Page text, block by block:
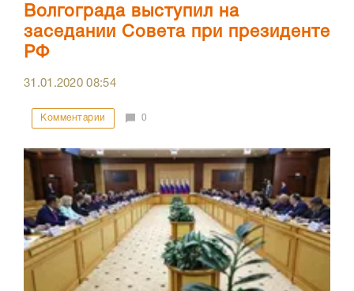
Волгограда выступил на
заседании Совета при президенте
РФ
31.01.202008:54
Комментарии 0